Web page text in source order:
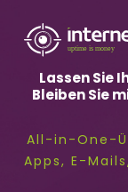
Monitoring
-
von
Websites
Lassen Sie
Bleiben Sie
All-in-One-
Apps, E-